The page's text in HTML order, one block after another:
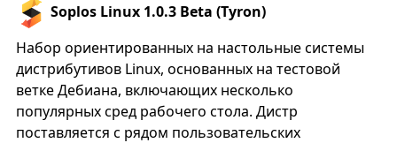
Soplos Linux 1.0.3 Beta (Tyron)
Набор ориентированных на настольные системы
дистрибутивов Linux, основанных на тестовой
ветке Дебиана, включающих несколько
популярных сред рабочего стола. Дистр
поставляется с рядом пользовательских